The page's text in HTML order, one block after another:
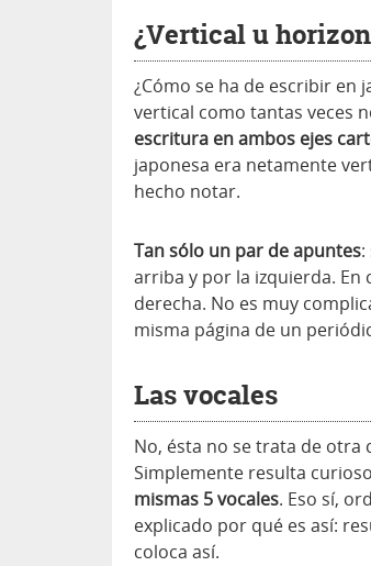
¿Vertical u
¿Cómo se ha de escribir en
vertical como tantas veces
escritura en ambos ejes
japonesa era netamente
hecho notar.
Tan sólo un par de apuntes
arriba y por la izquierda. En
derecha. No es muy
misma página de un
Las vocales
No, ésta no se trata de
Simplemente resulta
mismas 5 vocales. Eso sí,
explicado por qué es así:
coloca así.